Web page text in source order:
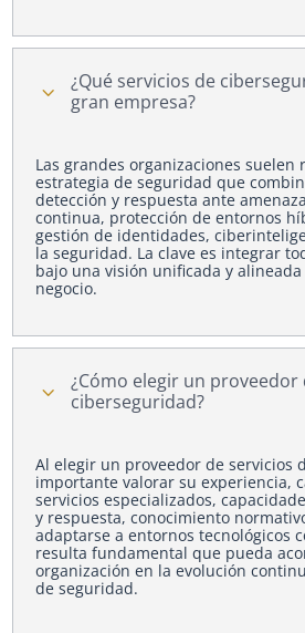
3
¿Qué servicios de
gran empresa?
Las grandes organizaciones suelen
estrategia de seguridad que
detección y respuesta ante
continua, protección de entornos
gestión de identidades,
la seguridad. La clave es integrar
bajo una visión unificada y
negocio.
3
¿Cómo elegir un proveedor
ciberseguridad?
Al elegir un proveedor de servicios
importante valorar su experiencia,
servicios especializados,
y respuesta, conocimiento
adaptarse a entornos tecnológicos
resulta fundamental que pueda
organización en la evolución
de seguridad.